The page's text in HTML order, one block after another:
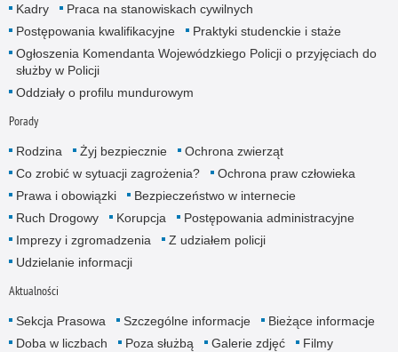
Kadry
Praca na stanowiskach cywilnych
Postępowania kwalifikacyjne
Praktyki studenckie i staże
Ogłoszenia Komendanta Wojewódzkiego Policji o przyjęciach do
służby w Policji
Oddziały o profilu mundurowym
Porady
Rodzina Żyj bezpiecznie
Ochrona zwierząt
Co zrobić w sytuacji zagrożenia?
Ochrona praw człowieka
Prawa i obowiązki
Bezpieczeństwo w internecie
Ruch Drogowy
Korupcja
Postępowania administracyjne
Imprezy i zgromadzenia
Z udziałem policji
Udzielanie informacji
Aktualności
Sekcja Prasowa Szczególne informacje
Bieżące informacje
Doba w liczbach
Poza służbą Galerie zdjęć
Filmy